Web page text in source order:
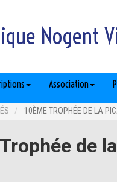
Nogent
Association
10ÈME TROPHÉE DE LA
de